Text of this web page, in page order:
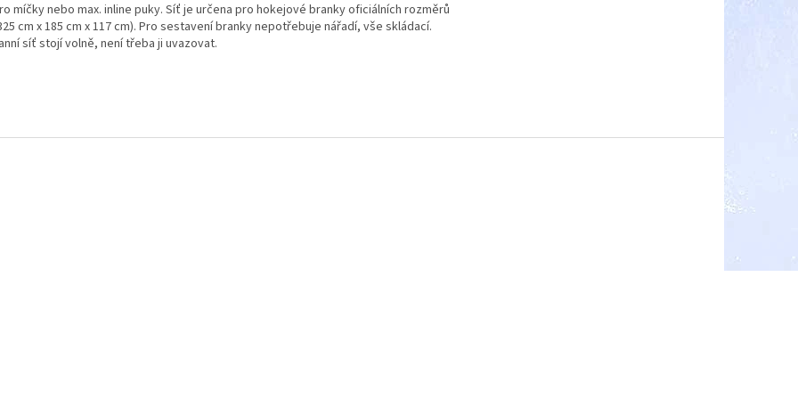
míčky nebo max. inline puky. Síť je určena pro hokejové branky oficiálních rozměrů
cm x 185 cm x 117 cm). Pro sestavení branky nepotřebuje nářadí, vše skládací.
síť stojí volně, není třeba ji uvazovat.